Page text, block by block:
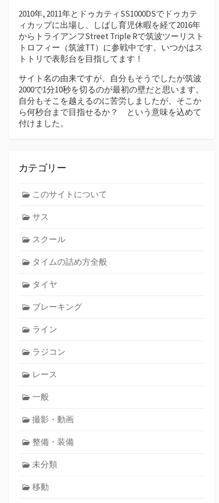
2010年, 2011年とドゥカティSS1000DSでドゥカテ
ィカップに出場し、しばし育児休暇を経て2016年
からトライアンフStreet Triple Rで筑波ツーリスト
トロフィー（筑波TT）に参戦中です。いつかはス
トトリで表彰台を目指してます！
サイト名の由来ですが、自分もそうでしたが筑波
2000で1分10秒を切るのが最初の壁だと思います。
自分もそこを越えるのに苦労しましたが、そこか
ら何秒台まで目指せるか？ という意味を込めて
付けました。
カテゴリー
このサイトについて
サス
スクール
タイムの詰め方全般
タイヤ
ブレーキング
ライン
ラジコン
レース
一般
撮影・動画
整備・装備
未分類
移動